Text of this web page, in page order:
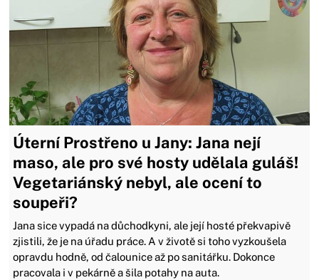
Úterní Prostřeno u Jany: Jana nejí
maso, ale pro své hosty udělala guláš!
Vegetariánský nebyl, ale ocení to
soupeři?
Jana sice vypadá na důchodkyni, ale její hosté překvapivě
zjistili, že je na úřadu práce. A v životě si toho vyzkoušela
opravdu hodně, od čalounice až po sanitářku. Dokonce
pracovala i v pekárně a šila potahy na auta.